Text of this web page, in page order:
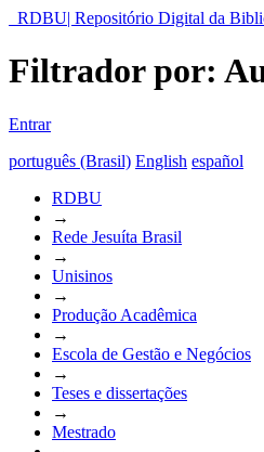
RDBU| Repositório Digital da
Filtrador por:
Entrar
português (Brasil) English español
RDBU
→
Rede Jesuíta Brasil
→
Unisinos
→
Produção Acadêmica
→
Escola de Gestão e Negócios
→
Teses e dissertações
→
Mestrado